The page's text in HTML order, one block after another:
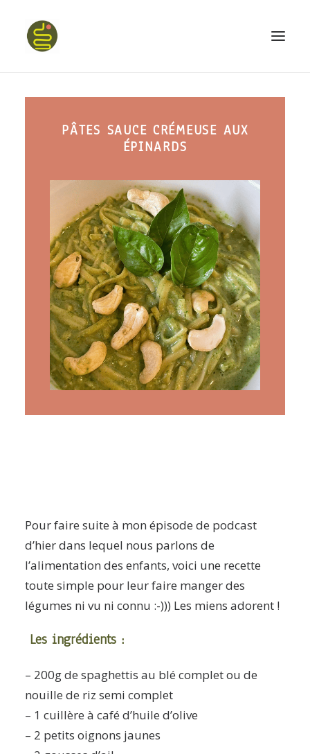
PROGRAMME HAPPY BELLY
CONFÉRENCES
podcast kinoa
ARTICLES
YOGA
faire le quiz
PÂTES SAUCE CRÉMEUSE AUX
ÉPINARDS
Pour faire suite à mon épisode de podcast
d’hier dans lequel nous parlons de
l’alimentation des enfants, voici une recette
toute simple pour leur faire manger des
légumes ni vu ni connu :-))) Les miens adorent !
Les ingrédients :
– 200g de spaghettis au blé complet ou de
nouille de riz semi complet
– 1 cuillère à café d’huile d’olive
– 2 petits oignons jaunes